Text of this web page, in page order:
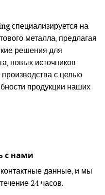
специализируется на
металла, предлагая
решения для
новых источников
производства с целью
продукции наших
с нами
данные, и мы
24 часов.